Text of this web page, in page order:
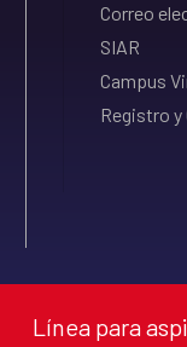
Correo
SIAR
Campus
Registro y
Línea para